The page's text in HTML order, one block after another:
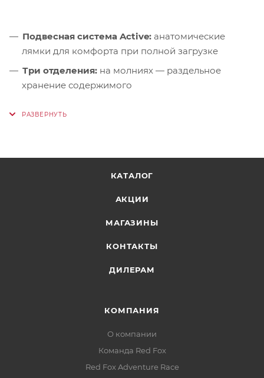
Подвесная система Active: анатомические
лямки для комфорта при полной загрузке
Три отделения: на молниях — раздельное
хранение содержимого
одежды, обуви или личных вещей
Отделение с органайзером:
Карман для планшета:отдельный + карман для
Боковые карманы:два эластичных — для
Компрессионные стяжки:боковые — фиксация
содержимого без открытия рюкзака
КАТАЛОГ
АКЦИИ
МАГАЗИНЫ
КОНТАКТЫ
ДИЛЕРАМ
КОМПАНИЯ
О компании
Команда Red Fox
Red Fox Adventure Race